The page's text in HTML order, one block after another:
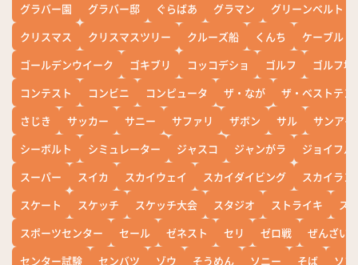
グラバー園
グラバー邸 ぐらばあ グラマン
グリーンベルト
クリスマス
クリスマスツリー クルーズ船 くんち
ケーブル
ゴールデンウイーク
ゴキブリ コッコデショ ゴルフ
ゴルフ場
コンテスト
コンビニ コンピュータ ザ・なが
ザ・ベストテン
さじき
サッカー サニー サファリ ザボン サル
サンアイ
シーボルト
シミュレーター ジャスコ ジャンがラ
ジョイフル
スーパー
スイカ スカイウェイ スカイダイビング
スカイラン
スケート
スケッチ スケッチ大会 スタジオ ストライキ
ス
スポーツセンター
セール ゼネスト セリ ゼロ戦
ぜんざい
センター試験
センバツ ゾウ そうめん ソニー そば
ソ